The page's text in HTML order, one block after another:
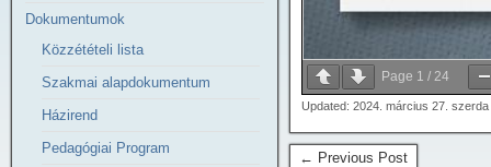
Page 1 / 24
Updated: 2024. március 27.
← Previous Post
Dokumentumok
Közzétételi lista
Szakmai alapdokumentum
Házirend
Pedagógiai Program